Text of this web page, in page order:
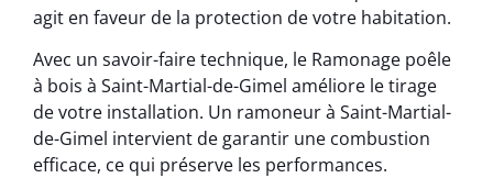
agit en faveur de la protection de votre habitation.
Avec un savoir-faire technique, le Ramonage poêle
à bois à Saint-Martial-de-Gimel améliore le tirage
de votre installation. Un ramoneur à Saint-Martial-
de-Gimel intervient de garantir une combustion
efficace, ce qui préserve les performances.